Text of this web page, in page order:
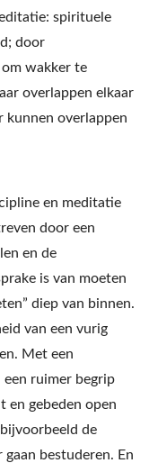
spirituele
door
wakker te
overlappen elkaar
kunnen overlappen
en meditatie
door een
en de
is van moeten
diep van binnen.
van een vurig
Met een
een ruimer begrip
en gebeden open
de
bestuderen. En